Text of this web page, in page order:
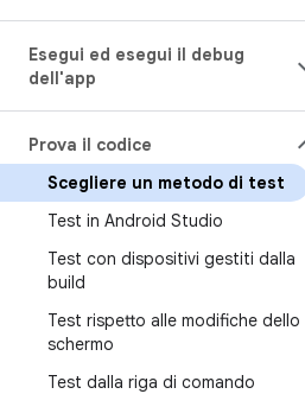
Esegui ed esegui il debug
dell'app
Prova il codice
Scegliere un metodo di test
Test in Android Studio
Test con dispositivi gestiti dalla
build
Test rispetto alle modifiche dello
schermo
Test dalla riga di comando